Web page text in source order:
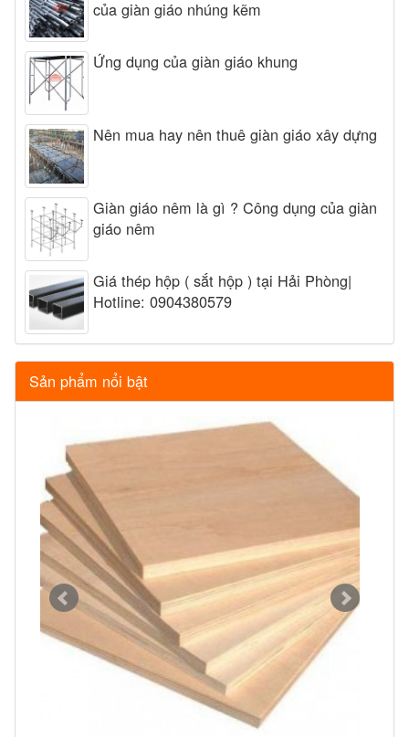
của giàn giáo nhúng kẽm
Ứng dụng của giàn giáo khung
Nên mua hay nên thuê giàn giáo xây dựng
Giàn giáo nêm là gì ? Công dụng của giàn
giáo nêm
Giá thép hộp ( sắt hộp ) tại Hải Phòng|
Hotline: 0904380579
Sản phẩm nổi bật